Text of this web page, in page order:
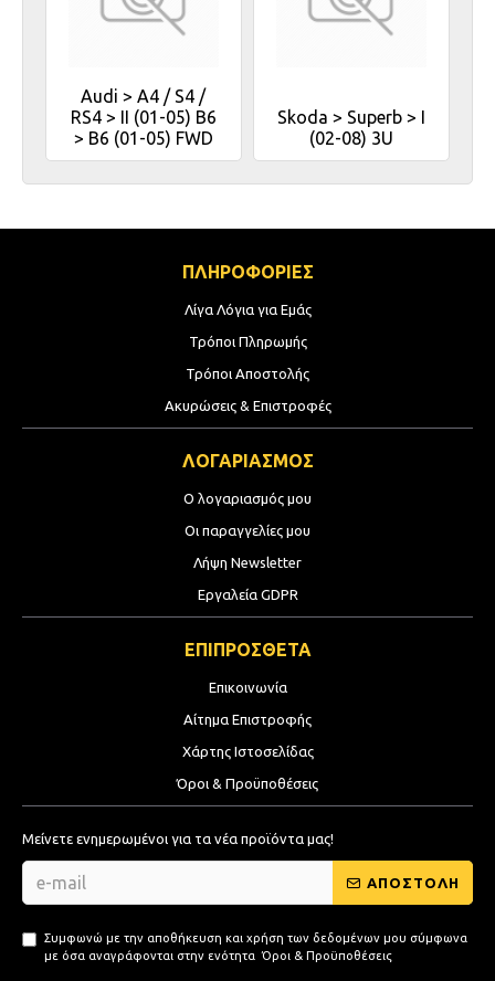
Audi > A4 / S4 /
RS4 > II (01-05) B6
> B6 (01-05) FWD
Skoda > Superb > I
(02-08) 3U
ΠΛΗΡΟΦΟΡΙΕΣ
Λίγα Λόγια για Εμάς
Τρόποι Πληρωμής
Τρόποι Αποστολής
Ακυρώσεις & Επιστροφές
ΛΟΓΑΡΙΑΣΜΟΣ
Ο λογαριασμός μου
Οι παραγγελίες μου
Λήψη Newsletter
Εργαλεία GDPR
ΕΠΙΠΡΟΣΘΕΤΑ
Επικοινωνία
Αίτημα Επιστροφής
Χάρτης Ιστοσελίδας
Όροι & Προϋποθέσεις
Μείνετε ενημερωμένοι για τα νέα προϊόντα μας!
ΑΠΟΣΤΟΛΗ
Συμφωνώ με την αποθήκευση και χρήση των δεδομένων μου σύμφωνα
με όσα αναγράφονται στην ενότητα Όροι & Προϋποθέσεις